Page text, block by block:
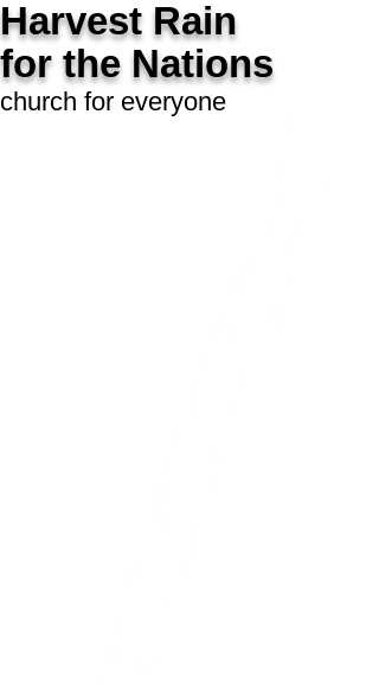
Harvest Rain
for the Nations
church for everyone